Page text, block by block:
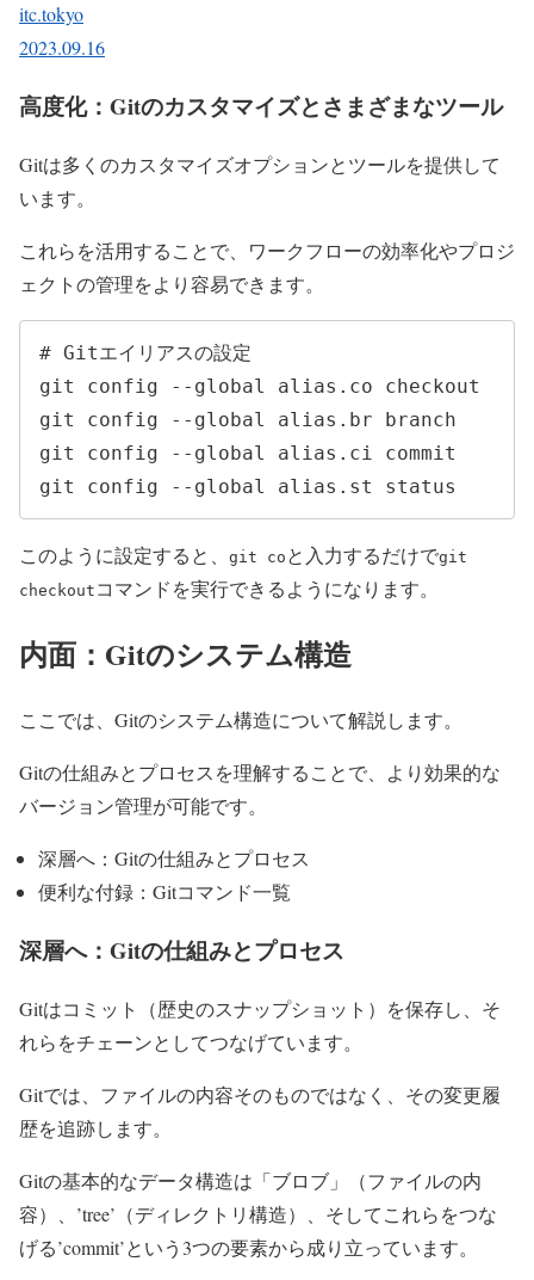
itc.tokyo
2023.09.16
高度化：Gitのカスタマイズとさまざまなツール
Gitは多くのカスタマイズオプションとツールを提供して
います。
これらを活用することで、ワークフローの効率化やプロジ
ェクトの管理をより容易できます。
# Gitエイリアスの設定
git config --global alias.co checkout
git config --global alias.br branch
git config --global alias.ci commit
git config --global alias.st status
このように設定すると、 git co と入力するだけでgit
checkout コマンドを実行できるようになります。
内面：Gitのシステム構造
ここでは、Gitのシステム構造について解説します。
Gitの仕組みとプロセスを理解することで、より効果的な
バージョン管理が可能です。
深層へ：Gitの仕組みとプロセス
便利な付録：Gitコマンド一覧
深層へ：Gitの仕組みとプロセス
Gitはコミット（歴史のスナップショット）を保存し、そ
れらをチェーンとしてつなげています。
Gitでは、ファイルの内容そのものではなく、その変更履
歴を追跡します。
Gitの基本的なデータ構造は「ブロブ」（ファイルの内
容）、’tree’（ディレクトリ構造）、そしてこれらをつな
げる’commit’という3つの要素から成り立っています。